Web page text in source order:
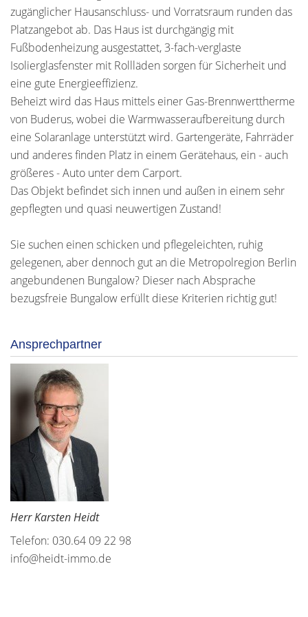
zugänglicher Hausanschluss- und Vorratsraum runden das
Platzangebot ab. Das Haus ist durchgängig mit
Fußbodenheizung ausgestattet, 3-fach-verglaste
Isolierglasfenster mit Rollläden sorgen für Sicherheit und
eine gute Energieeffizienz.
Beheizt wird das Haus mittels einer Gas-Brennwerttherme
von Buderus, wobei die Warmwasseraufbereitung durch
eine Solaranlage unterstützt wird. Gartengeräte, Fahrräder
und anderes finden Platz in einem Gerätehaus, ein - auch
größeres - Auto unter dem Carport.
Das Objekt befindet sich innen und außen in einem sehr
gepflegten und quasi neuwertigen Zustand!
Sie suchen einen schicken und pflegeleichten, ruhig
gelegenen, aber dennoch gut an die Metropolregion Berlin
angebundenen Bungalow? Dieser nach Absprache
bezugsfreie Bungalow erfüllt diese Kriterien richtig gut!
Ansprechpartner
Herr Karsten Heidt
Telefon: 030.64 09 22 98
info@heidt-immo.de